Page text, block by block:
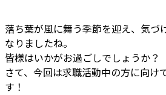
落ち葉が風に舞う季節を迎え、気づ
なりましたね。
皆様はいかがお過ごしでしょうか？
さて、今回は求職活動中の方に向け
す！